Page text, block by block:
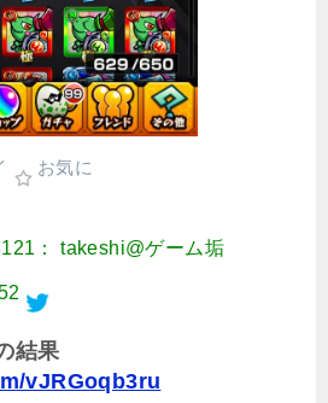
お気に
： takeshi@ゲーム垢
結果
vJRGoqb3ru